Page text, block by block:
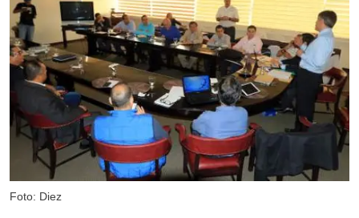
Foto: Diez